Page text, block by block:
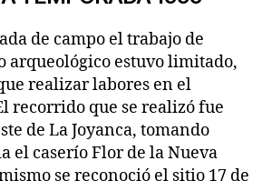
de campo el trabajo de
arqueológico estuvo limitado,
realizar labores en el
recorrido que se realizó fue
de La Joyanca, tomando
el caserío Flor de la Nueva
se reconoció el sitio 17 de